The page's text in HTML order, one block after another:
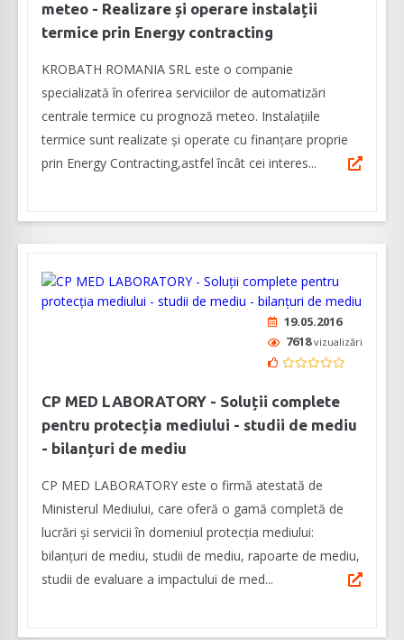
meteo - Realizare și operare instalații
termice prin Energy contracting
KROBATH ROMANIA SRL este o companie
specializată în oferirea serviciilor de automatizări
centrale termice cu prognoză meteo. Instalațiile
termice sunt realizate și operate cu finanțare proprie
prin Energy Contracting,astfel încât cei interes...
19.05.2016
7618vizualizări
CP MED LABORATORY - Soluții complete
pentru protecția mediului - studii de mediu
- bilanțuri de mediu
CP MED LABORATORY este o firmă atestată de
Ministerul Mediului, care oferă o gamă completă de
lucrări și servicii în domeniul protecția mediului:
bilanțuri de mediu, studii de mediu, rapoarte de mediu,
studii de evaluare a impactului de med...